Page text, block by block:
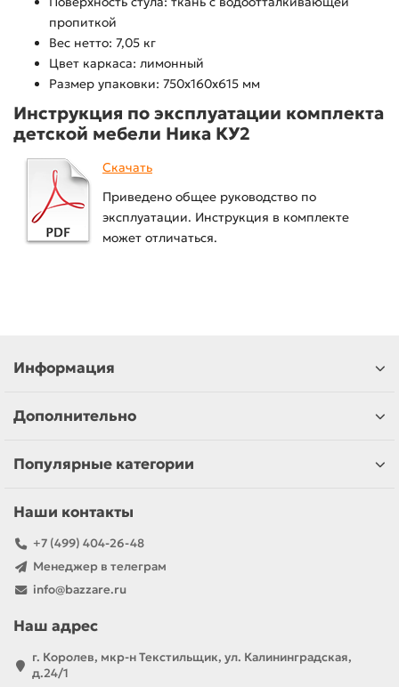
пропиткой
Вес нетто: 7,05 кг
Цвет каркаса: лимонный
Размер упаковки: 750х160х615 мм
Инструкция по эксплуатации комплекта
детской мебели Ника КУ2
Скачать
Приведено общее руководство по
эксплуатации. Инструкция в комплекте
может отличаться.
Информация
Дополнительно
Популярные категории
Наши контакты
+7 (499) 404-26-48
Менеджер в телеграм
info@bazzare.ru
Наш адрес
г. Королев, мкр-н Текстильщик, ул. Калининградская,
д.24/1